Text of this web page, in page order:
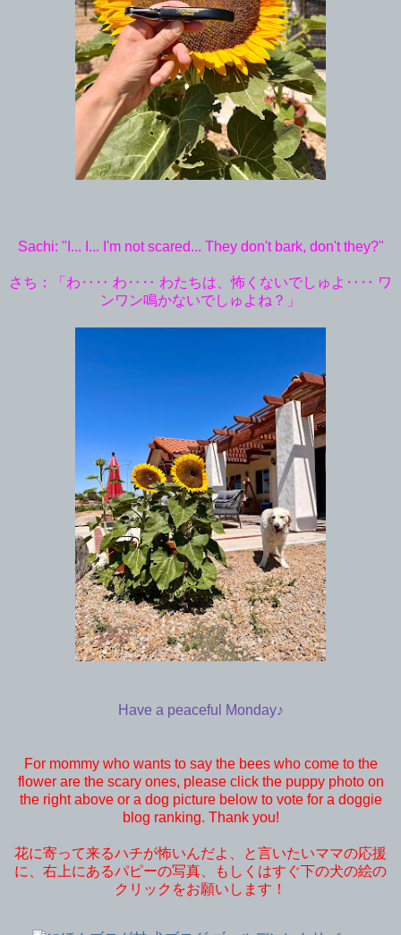
Sachi: "I... I... I'm not scared... They don't bark, don't they?"
さち：「わ‥‥ わ‥‥ わたちは、怖くないでしゅよ‥‥ ワ
ンワン鳴かないでしゅよね？」
Have a peaceful Monday♪
For mommy who wants to say the bees who come to the
flower are the scary ones, please click the puppy photo on
the right above or a dog picture below to vote for a doggie
blog ranking. Thank you!
花に寄って来るハチが怖いんだよ、と言いたいママの応援
に、右上にあるパピーの写真、もしくはすぐ下の犬の絵の
クリックをお願いします！